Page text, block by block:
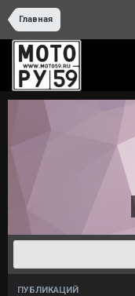
Главная
ПУБЛИКАЦИЙ